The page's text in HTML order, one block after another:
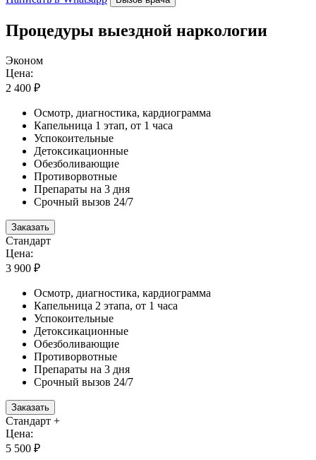
Процедуры выездной наркологии
Эконом
Цена:
2 400 ₽
Осмотр, диагностика, кардиограмма
Капельница 1 этап, от 1 часа
Успокоительные
Детоксикационные
Обезболивающие
Противорвотные
Препараты на 3 дня
Срочный вызов 24/7
Заказать
Стандарт
Цена:
3 900 ₽
Осмотр, диагностика, кардиограмма
Капельница 2 этапа, от 1 часа
Успокоительные
Детоксикационные
Обезболивающие
Противорвотные
Препараты на 3 дня
Срочный вызов 24/7
Заказать
Стандарт +
Цена:
5 500 ₽